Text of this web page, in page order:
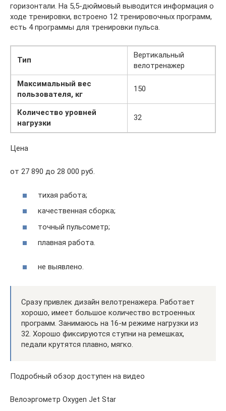
горизонтали. На 5,5-дюймовый выводится информация о
ходе тренировки, встроено 12 тренировочных программ,
есть 4 программы для тренировки пульса.
Тип
Вертикальный
велотренажер
Максимальный вес
пользователя, кг
150
Количество уровней
нагрузки
32
Цена
от 27 890 до 28 000 руб.
тихая работа;
качественная сборка;
точный пульсометр;
плавная работа.
не выявлено.
Сразу привлек дизайн велотренажера. Работает
хорошо, имеет большое количество встроенных
программ. Занимаюсь на 16-м режиме нагрузки из
32. Хорошо фиксируются ступни на ремешках,
педали крутятся плавно, мягко.
Подробный обзор доступен на видео
Велоэргометр Oxygen Jet Star